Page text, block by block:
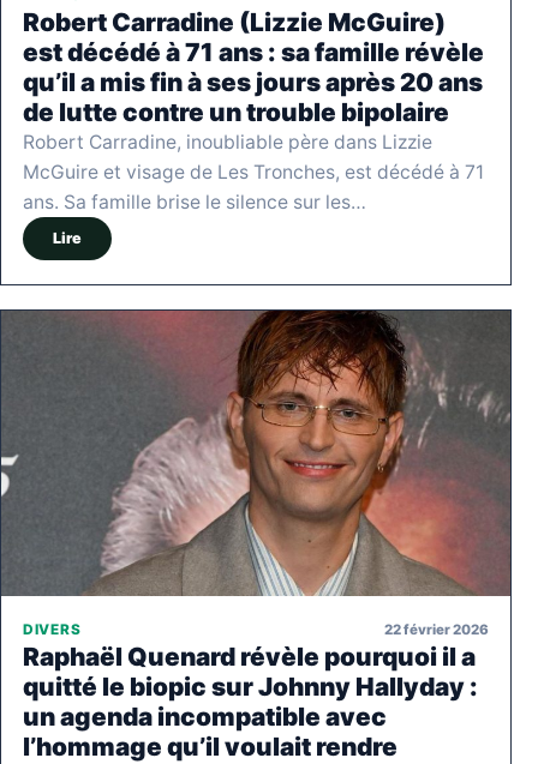
Robert Carradine (Lizzie McGuire)
est décédé à 71 ans : sa famille révèle
qu’il a mis fin à ses jours après 20 ans
de lutte contre un trouble bipolaire
Robert Carradine, inoubliable père dans Lizzie
McGuire et visage de Les Tronches, est décédé à 71
ans. Sa famille brise le silence sur les…
Lire
DIVERS 22 février 2026
Raphaël Quenard révèle pourquoi il a
quitté le biopic sur Johnny Hallyday :
un agenda incompatible avec
l’hommage qu’il voulait rendre